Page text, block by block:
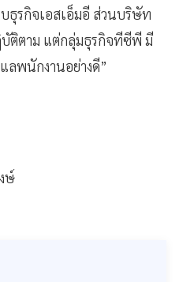
ธุรกิจเอสเอ็มอี ส่วนบริษัท
ติตาม แต่กลุ่มธุรกิจทีซีพี มี
ลพนักงานอย่างดี”
ษ์